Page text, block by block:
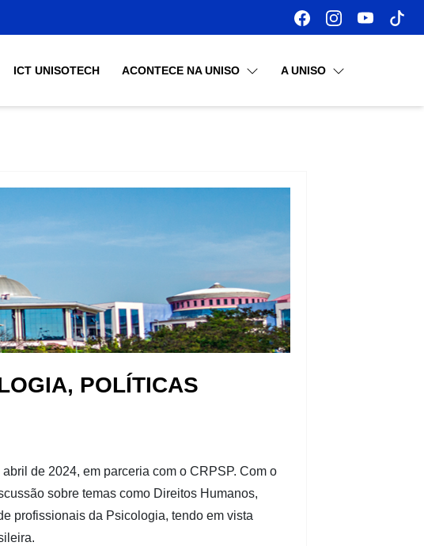
ICT UNISOTECH ACONTECE NA UNISO A UNISO
POLÍTICAS
de 2024, em parceria com o CRPSP. Com o
sobre temas como Direitos Humanos,
profissionais da Psicologia, tendo em vista